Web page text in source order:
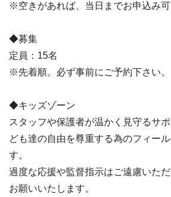
※空きがあれば、当日までお申込み可
◆募集
定員：15名
※先着順。必ず事前にご予約下さい。
◆キッズゾーン
スタッフや保護者が温かく見守るサ
ども達の自由を尊重する為のフィー
す。
過度な応援や監督指示はご遠慮いた
お願いいたします。